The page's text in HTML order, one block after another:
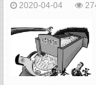
2020-04-04